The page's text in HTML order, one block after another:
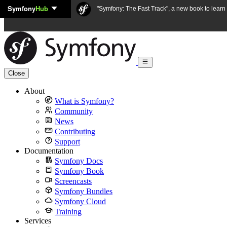
Skip to content
SymfonyHub "Symfony: The Fast Track", a new book to
Close
About
What is Symfony?
Community
News
Contributing
Support
Documentation
Symfony Docs
Symfony Book
Screencasts
Symfony Bundles
Symfony Cloud
Training
Services